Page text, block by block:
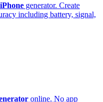
generator. Create
including battery, signal,
online. No app